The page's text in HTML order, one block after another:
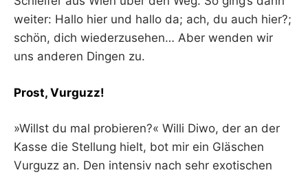
weiter: Hallo hier und hallo da; ach, du auch hier?;
schön, dich wiederzusehen… Aber wenden wir
uns anderen Dingen zu.
Prost, Vurguzz!
»Willst du mal probieren?« Willi Diwo, der an der
Kasse die Stellung hielt, bot mir ein Gläschen
Vurguzz an. Den intensiv nach sehr exotischen